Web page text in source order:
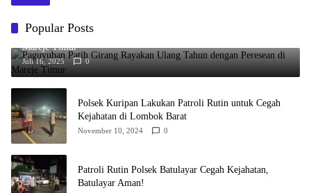
Popular Posts
Paguyuban Patih Girang Rayakan Ulang Tahun dengan Peresean di
Mareje Timur
Juli 16, 2025 0
Polsek Kuripan Lakukan Patroli Rutin untuk Cegah
Kejahatan di Lombok Barat
November 10, 2024 0
Patroli Rutin Polsek Batulayar Cegah Kejahatan,
Batulayar Aman!